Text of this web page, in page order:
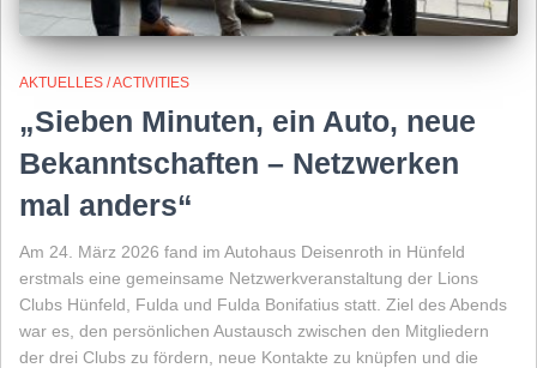
AKTUELLES / ACTIVITIES
„Sieben Minuten, ein Auto, neue
Bekanntschaften – Netzwerken
mal anders“
Am 24. März 2026 fand im Autohaus Deisenroth in Hünfeld
erstmals eine gemeinsame Netzwerkveranstaltung der Lions
Clubs Hünfeld, Fulda und Fulda Bonifatius statt. Ziel des Abends
war es, den persönlichen Austausch zwischen den Mitgliedern
der drei Clubs zu fördern, neue Kontakte zu knüpfen und die